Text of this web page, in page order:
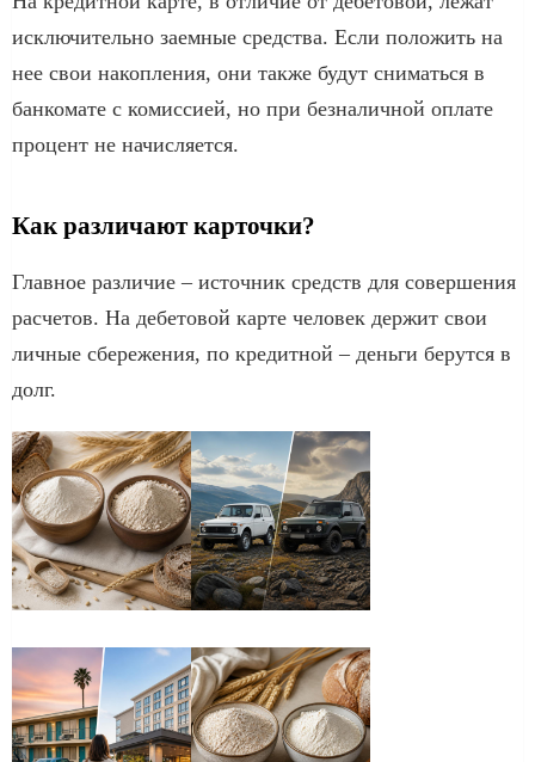
исключительно заемные средства. Если положить на
нее свои накопления, они также будут сниматься в
банкомате с комиссией, но при безналичной оплате
процент не начисляется.
Как различают карточки?
Главное различие – источник средств для совершения
расчетов. На дебетовой карте человек держит свои
личные сбережения, по кредитной – деньги берутся в
долг.